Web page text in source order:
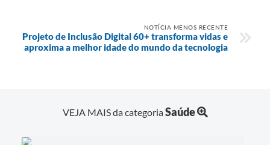
NOTÍCIA MENOS RECENTE
Projeto de Inclusão Digital 60+ transforma vidas e
aproxima a melhor idade do mundo da tecnologia
VEJA MAIS da categoriaSaúde